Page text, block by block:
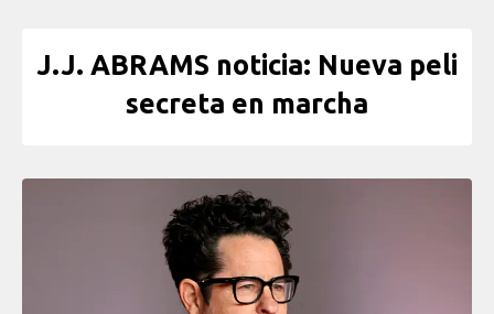
J.J. ABRAMS noticia: Nueva peli
secreta en marcha